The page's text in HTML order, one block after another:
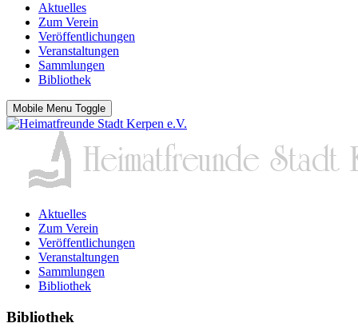
Aktuelles
Zum Verein
Veröffentlichungen
Veranstaltungen
Sammlungen
Bibliothek
Mobile Menu Toggle
Aktuelles
Zum Verein
Veröffentlichungen
Veranstaltungen
Sammlungen
Bibliothek
Bibliothek